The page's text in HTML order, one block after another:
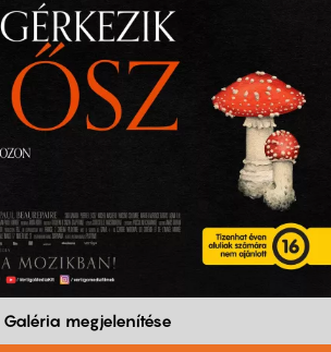
Galéria megjelenítése